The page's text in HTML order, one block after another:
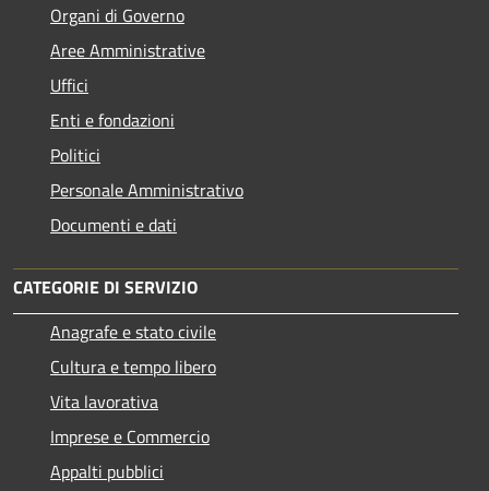
Organi di Governo
Aree Amministrative
Uffici
Enti e fondazioni
Politici
Personale Amministrativo
Documenti e dati
CATEGORIE DI SERVIZIO
Anagrafe e stato civile
Cultura e tempo libero
Vita lavorativa
Imprese e Commercio
Appalti pubblici